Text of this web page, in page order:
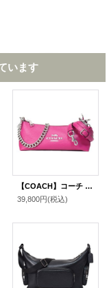
います
【COACH】コーチ ぺブルレザー シャーロット クロスボディ チェーン 3WAY ショルダー 斜め掛け クラッチ ハンドバッグ ブライトバイオレット（日本未発売）
39,800円(税込)